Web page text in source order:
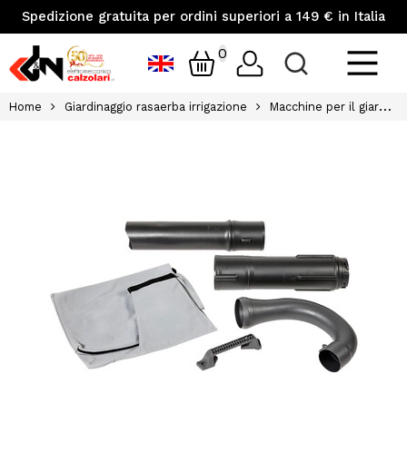
Spedizione gratuita per ordini superiori a 149 € in Italia
0
Home Giardinaggio rasaerba irrigazione Macchine per il giardinaggio